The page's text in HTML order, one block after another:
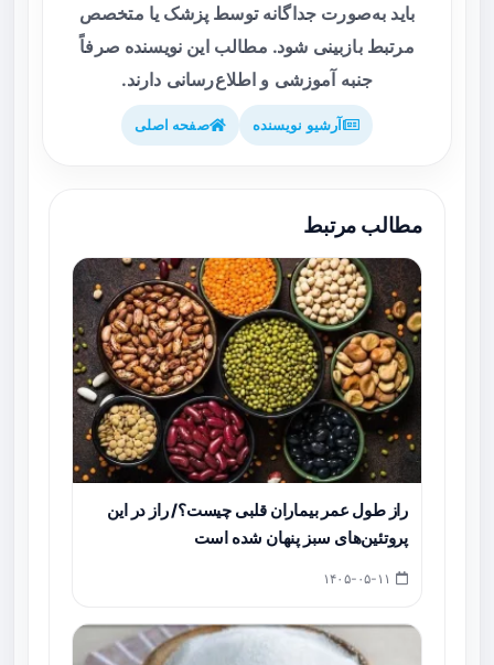
باید به‌صورت جداگانه توسط پزشک یا متخصص
مرتبط بازبینی شود. مطالب این نویسنده صرفاً
جنبه آموزشی و اطلاع‌رسانی دارند.
آرشیو نویسنده صفحه اصلی
مطالب مرتبط
راز طول عمر بیماران قلبی چیست؟/ راز در این
پروتئین‌های سبز پنهان شده است